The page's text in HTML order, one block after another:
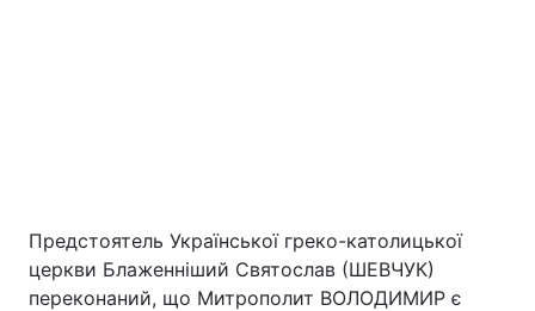
Головна Війна
Предстоятель Української греко-католицької
церкви Блаженніший Святослав (ШЕВЧУК)
переконаний, що Митрополит ВОЛОДИМИР є